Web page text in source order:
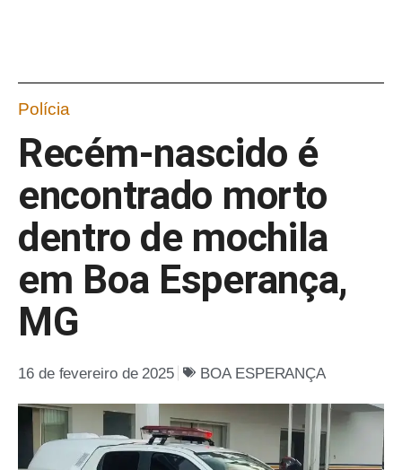
Polícia
Recém-nascido é
encontrado morto
dentro de mochila
em Boa Esperança,
MG
16 de fevereiro de 2025 BOA ESPERANÇA